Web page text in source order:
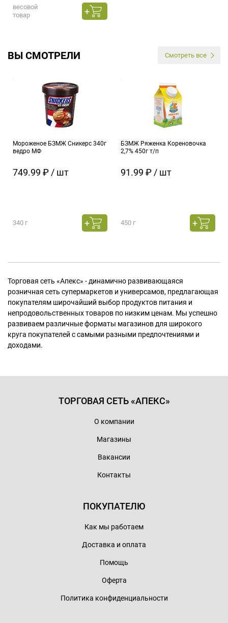
весовой
товар
ВЫ СМОТРЕЛИ Смотреть все
Мороженое БЗМЖ Сникерс 340г
ведро МФ
749.99 ₽ / шт
340 г
БЗМЖ Ряженка Кореновочка
2,7% 450г т/п
91.99 ₽ / шт
450 г
Торговая сеть «Апекс» - динамично развивающаяся
розничная сеть супермаркетов и универсамов, предлагающая
покупателям широчайший выбор продуктов питания и
непродовольственных товаров по низким ценам. Мы успешно
развиваем различные форматы магазинов для широкого
круга покупателей с самыми разными предпочтениями и
доходами.
ТОРГОВАЯ СЕТЬ «АПЕКС»
О компании
Магазины
Вакансии
Контакты
ПОКУПАТЕЛЮ
Как мы работаем
Доставка и оплата
Помощь
Оферта
Политика конфиденциальности